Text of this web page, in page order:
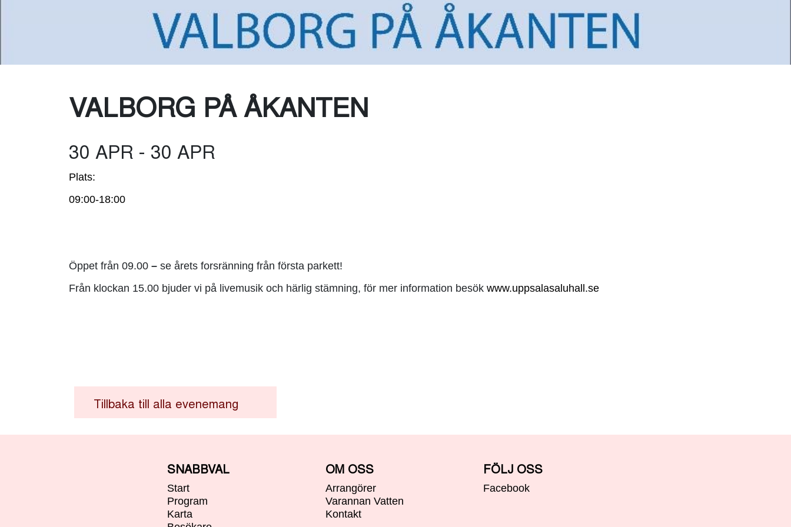
Toaletter
VALBORG PÅ ÅKANTEN
30 APR - 30 APR
Plats:
09:00-18:00
Öppet från 09.00 – se årets forsränning från första parkett!
Från klockan 15.00 bjuder vi på livemusik och härlig stämning, för mer information besök www.uppsalasaluhall.se
Tillbaka till alla evenemang
SNABBVAL
Start
Program
Karta
OM OSS
Arrangörer
Varannan Vatten
Kontakt
FÖLJ OSS
Facebook